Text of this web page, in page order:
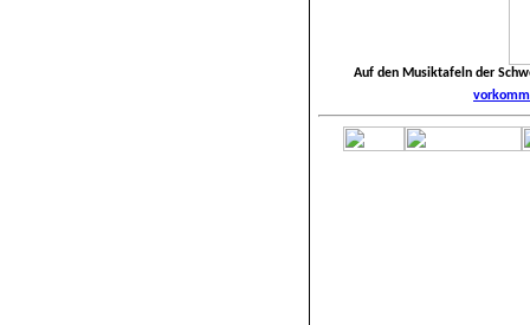
Auf den Musiktafeln der